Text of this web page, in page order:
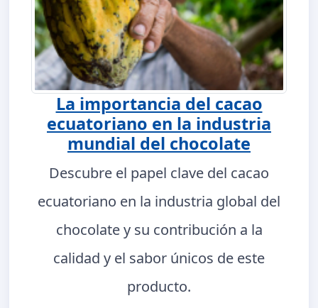
La importancia del cacao
ecuatoriano en la industria
mundial del chocolate
Descubre el papel clave del cacao
ecuatoriano en la industria global del
chocolate y su contribución a la
calidad y el sabor únicos de este
producto.